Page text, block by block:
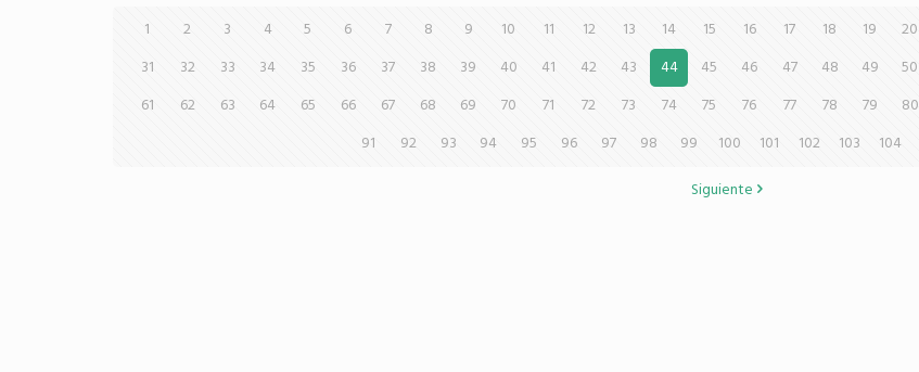
1 2 3 4 5 6 7 8 9 10 11 12 13 14 15 16 17 18 19 20
31
32 33 34 35 36 37 38 39 40 41 42 43 44 45 46 47 48 49 50
61
62 63 64 65 66 67 68 69 70 71 72 73 74 75 76 77 78 79 80
91
92 93 94 95 96 97 98 99 100 101 102 103 104
Siguiente